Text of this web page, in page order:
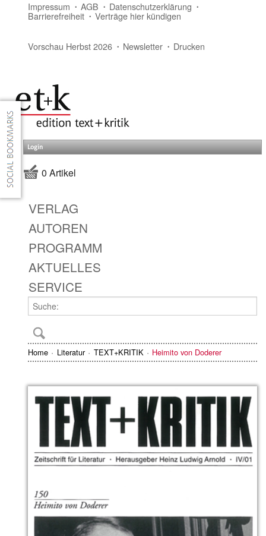
Impressum AGB Datenschutzerklärung
Barrierefreiheit Verträge hier kündigen
Vorschau Herbst 2026 Newsletter Drucken
Login
0 Artikel
VERLAG
AUTOREN
PROGRAMM
AKTUELLES
SERVICE
Home Literatur TEXT+KRITIK Heimito von Doderer